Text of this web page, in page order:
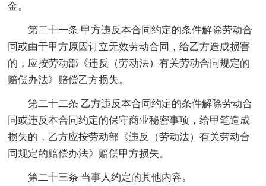
金。
第二十一条 甲方违反本合同约定的条件解除劳动合
同或由于甲方原因订立无效劳动合同，给乙方造成损害
的，应按劳动部《违反（劳动法）有关劳动合同规定的
赔偿办法》赔偿乙方损失。
第二十二条 乙方违反本合同约定的条件解除劳动合
同或违反本合同约定的保守商业秘密事项，给甲笔造成
损失的，乙方应按劳动部《违反（劳动法）有关劳动合
同规定的赔偿办法》赔偿甲方损失。
第二十三条 当事人约定的其他内容。